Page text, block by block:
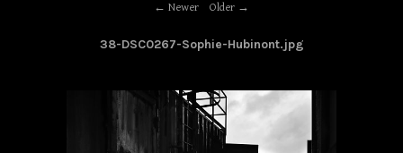
Newer Older
38-DSC0267-Sophie-Hubinont.jpg